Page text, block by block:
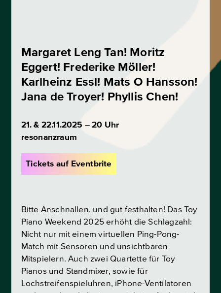
Margaret Leng Tan! Moritz
Eggert! Frederike Möller!
Karlheinz Essl! Mats O Hansson!
Jana de Troyer! Phyllis Chen!
21. & 22.11.2025 – 20 Uhr
resonanzraum
Tickets auf Eventbrite
Bitte Anschnallen, und gut festhalten! Das Toy
Piano Weekend 2025 erhöht die Schlagzahl:
Nicht nur mit einem virtuellen Ping-Pong-
Match mit Sensoren und unsichtbaren
Mitspielern. Auch zwei Quartette für Toy
Pianos und Standmixer, sowie für
Lochstreifenspieluhren, iPhone-Ventilatoren